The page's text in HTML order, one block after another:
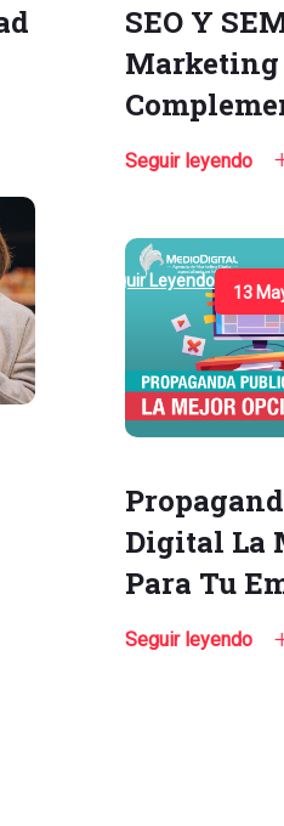
SEO Y
Marketing
Seguir leyendo
Seguir Leyendo
13
Digital La
Para Tu
Seguir leyendo